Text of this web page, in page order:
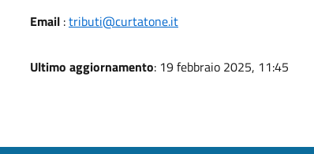
Email:tributi@curtatone.it
Ultimo aggiornamento: 19 febbraio 2025, 11:45